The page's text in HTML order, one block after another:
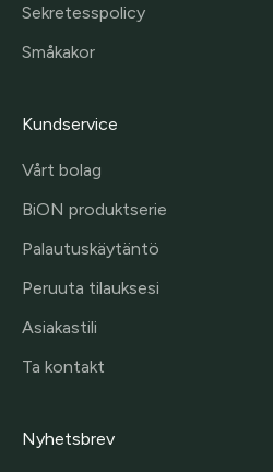
Sekretesspolicy
Småkakor
Kundservice
Vårt bolag
BiON produktserie
Palautuskäytäntö
Peruuta tilauksesi
Asiakastili
Ta kontakt
Nyhetsbrev